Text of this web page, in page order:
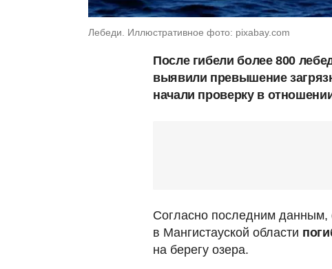
Лебеди. Иллюстративное фото: pixabay.com
После гибели более 800
выявили превышение
начали проверку в
Согласно последним данным,
в Мангистауской области
на берегу озера.